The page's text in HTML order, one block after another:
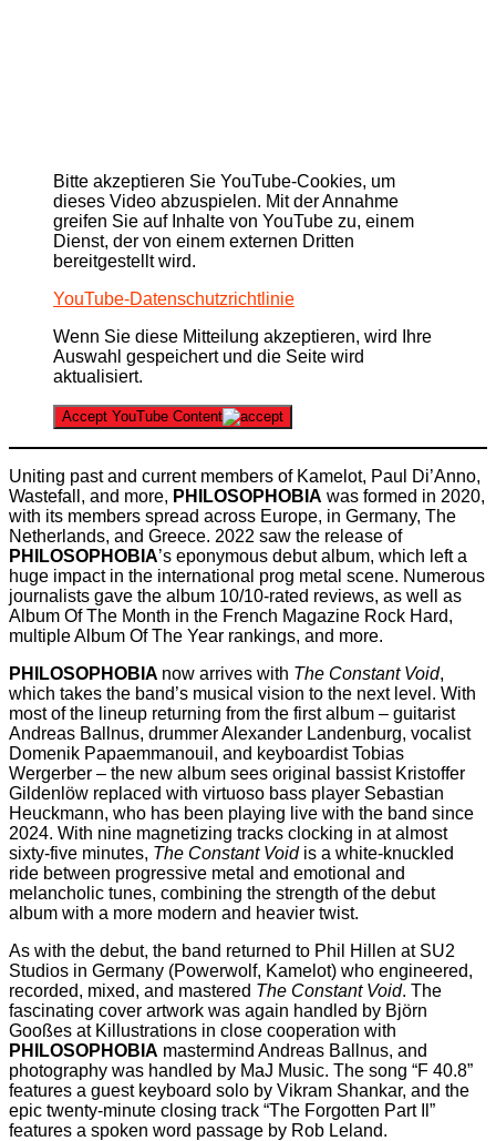
Bitte akzeptieren Sie YouTube-Cookies, um
dieses Video abzuspielen. Mit der Annahme
greifen Sie auf Inhalte von YouTube zu, einem
Dienst, der von einem externen Dritten
bereitgestellt wird.
YouTube-Datenschutzrichtlinie
Wenn Sie diese Mitteilung akzeptieren, wird Ihre
Auswahl gespeichert und die Seite wird
aktualisiert.
Accept YouTube Content
Uniting past and current members of Kamelot, Paul Di’Anno,
Wastefall, and more, PHILOSOPHOBIA was formed in 2020,
with its members spread across Europe, in Germany, The
Netherlands, and Greece. 2022 saw the release of
PHILOSOPHOBIA’s eponymous debut album, which left a
huge impact in the international prog metal scene. Numerous
journalists gave the album 10/10-rated reviews, as well as
Album Of The Month in the French Magazine Rock Hard,
multiple Album Of The Year rankings, and more.
PHILOSOPHOBIA now arrives with The Constant Void,
which takes the band’s musical vision to the next level. With
most of the lineup returning from the first album – guitarist
Andreas Ballnus, drummer Alexander Landenburg, vocalist
Domenik Papaemmanouil, and keyboardist Tobias
Wergerber – the new album sees original bassist Kristoffer
Gildenlöw replaced with virtuoso bass player Sebastian
Heuckmann, who has been playing live with the band since
2024. With nine magnetizing tracks clocking in at almost
sixty-five minutes, The Constant Void is a white-knuckled
ride between progressive metal and emotional and
melancholic tunes, combining the strength of the debut
album with a more modern and heavier twist.
As with the debut, the band returned to Phil Hillen at SU2
Studios in Germany (Powerwolf, Kamelot) who engineered,
recorded, mixed, and mastered The Constant Void. The
fascinating cover artwork was again handled by Björn
Gooßes at Killustrations in close cooperation with
PHILOSOPHOBIA mastermind Andreas Ballnus, and
photography was handled by MaJ Music. The song “F 40.8”
features a guest keyboard solo by Vikram Shankar, and the
epic twenty-minute closing track “The Forgotten Part Il”
features a spoken word passage by Rob Leland.